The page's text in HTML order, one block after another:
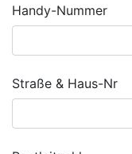
Handy-Nummer
Straße & Haus-Nr